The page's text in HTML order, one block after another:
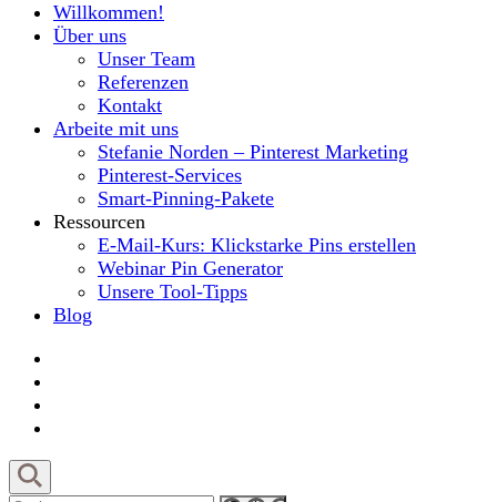
Willkommen!
Über uns
Unser Team
Referenzen
Kontakt
Arbeite mit uns
Stefanie Norden – Pinterest Marketing
Pinterest-Services
Smart-Pinning-Pakete
Ressourcen
E-Mail-Kurs: Klickstarke Pins erstellen
Webinar Pin Generator
Unsere Tool-Tipps
Blog